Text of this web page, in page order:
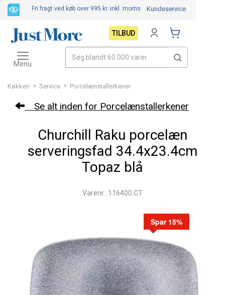
Køkken > Service > Porcelænstallerkener
Se alt inden for Porcelænstallerkener
Churchill Raku porcelæn
serveringsfad 34.4x23.4cm
Topaz blå
Varenr.: 116400.CT
Spar 15%
Fri fragt ved køb over 995 kr. inkl. moms Kundeservice
TILBUD
Toggle
navigation
Menu